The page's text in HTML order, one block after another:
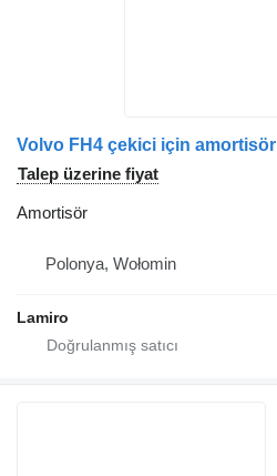
Volvo FH4 çekici için amortisör
Talep üzerine fiyat
Amortisör
Polonya, Wołomin
Lamiro